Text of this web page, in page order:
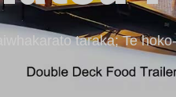
taraka; Te